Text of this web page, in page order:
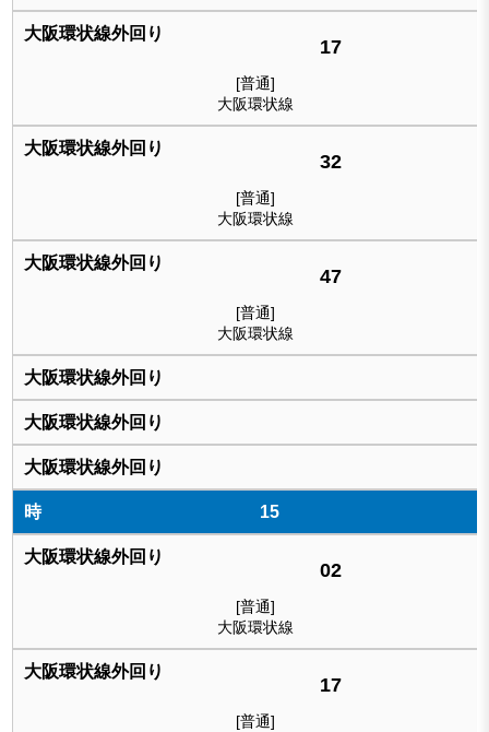
17
[普通]
大阪環状線
32
[普通]
大阪環状線
47
[普通]
大阪環状線
15
02
[普通]
大阪環状線
17
[普通]